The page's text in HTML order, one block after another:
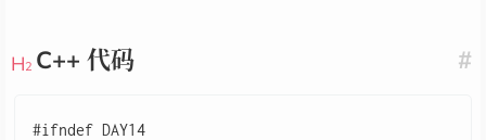
#
C++ 代码
#ifndef DAY14